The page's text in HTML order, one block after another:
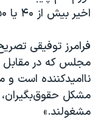
اخیر بیش از ۴۰ یا ۵۰ درصد افزایش یافته است.»
فرامرز توفیقی
ناامیدکننده است و
مشکل
مشغولند.»